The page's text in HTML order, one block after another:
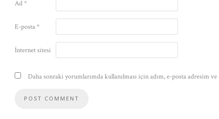
Ad*
E-posta*
İnternet sitesi
Daha sonraki yorumlarımda kullanılması için adım, e-posta adresim